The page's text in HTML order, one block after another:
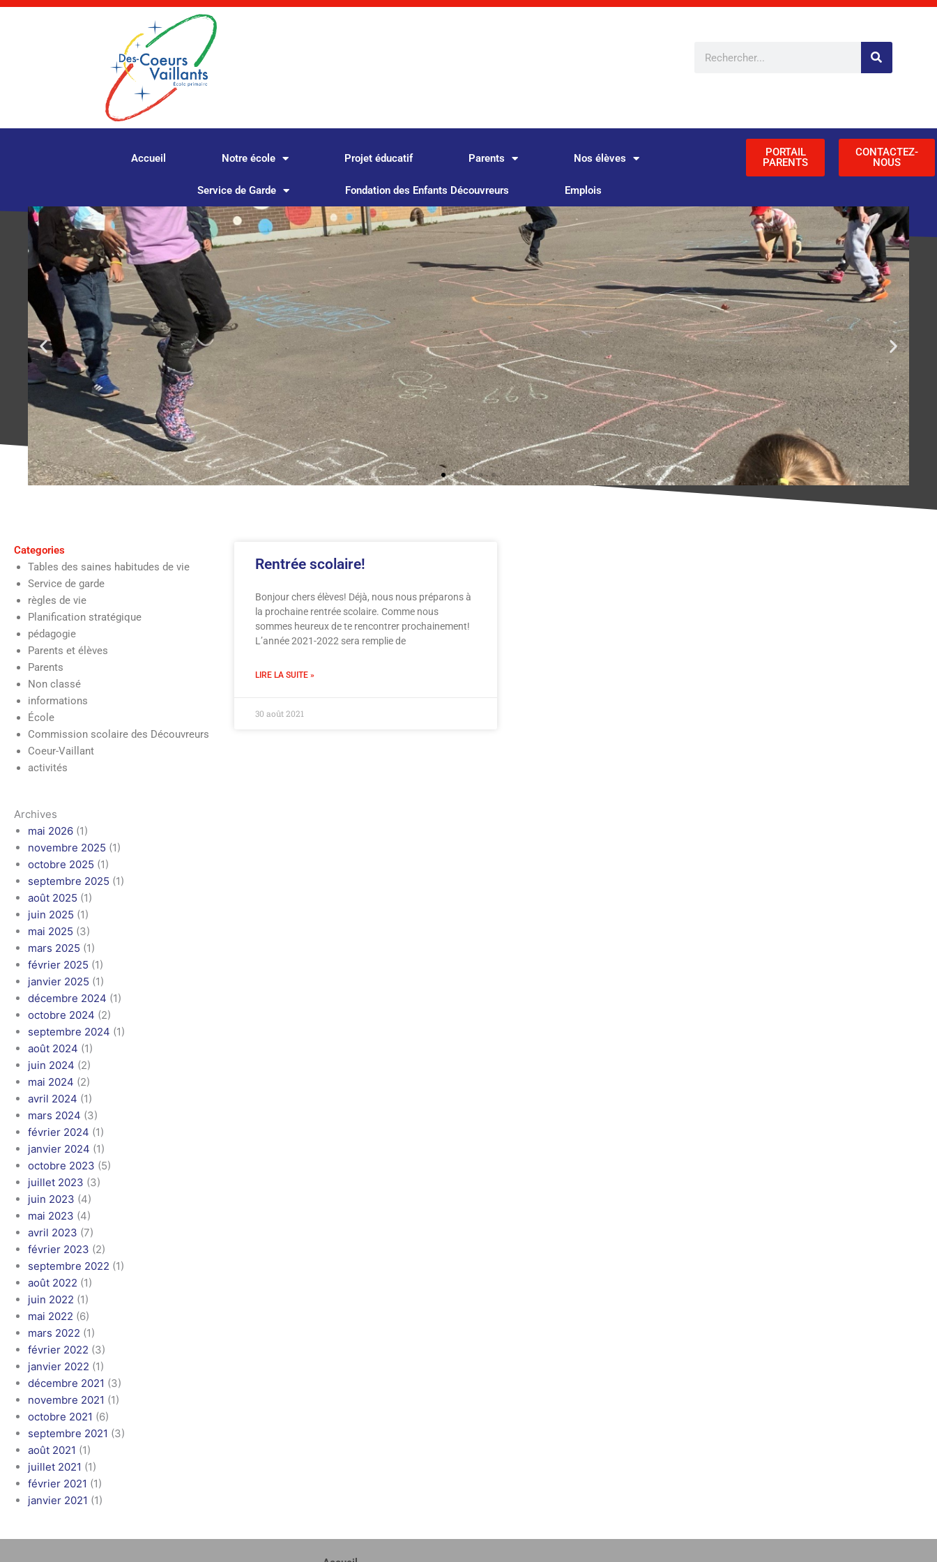
Aller
Accueil Notre école Projet éducatif Parents Nos élèves
Service de Garde Fondation des Enfants Découvreurs Emplois
PORTAIL
PARENTS
CONTACTEZ-
NOUS
Categories
Tables des saines habitudes de vie
Service de garde
règles de vie
Planification stratégique
pédagogie
Parents et élèves
Parents
Non classé
informations
École
Commission scolaire des Découvreurs
Coeur-Vaillant
activités
Archives
mai 2026 (1)
novembre 2025 (1)
octobre 2025 (1)
septembre 2025 (1)
août 2025 (1)
juin 2025 (1)
mai 2025 (3)
mars 2025 (1)
février 2025 (1)
janvier 2025 (1)
décembre 2024 (1)
octobre 2024 (2)
septembre 2024 (1)
août 2024 (1)
juin 2024 (2)
mai 2024 (2)
avril 2024 (1)
mars 2024 (3)
février 2024 (1)
janvier 2024 (1)
octobre 2023 (5)
juillet 2023 (3)
juin 2023 (4)
mai 2023 (4)
avril 2023 (7)
février 2023 (2)
septembre 2022 (1)
août 2022 (1)
juin 2022 (1)
mai 2022 (6)
mars 2022 (1)
février 2022 (3)
janvier 2022 (1)
décembre 2021 (3)
novembre 2021 (1)
octobre 2021 (6)
septembre 2021 (3)
août 2021 (1)
juillet 2021 (1)
février 2021 (1)
janvier 2021 (1)
Rentrée scolaire!
Bonjour chers élèves! Déjà, nous nous préparons à
la prochaine rentrée scolaire. Comme nous
sommes heureux de te rencontrer prochainement!
L’année 2021-2022 sera remplie de
LIRE LA SUITE »
30 août 2021